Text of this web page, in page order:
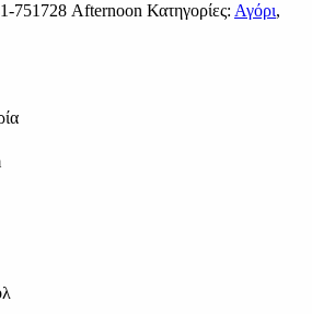
751728 Afternoon Κατηγορίες: Αγόρι,